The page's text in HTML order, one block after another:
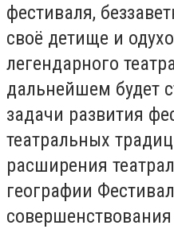
фестиваля,
своё детище и
легендарного
дальнейшем будет
задачи развития
театральных
расширения
географии